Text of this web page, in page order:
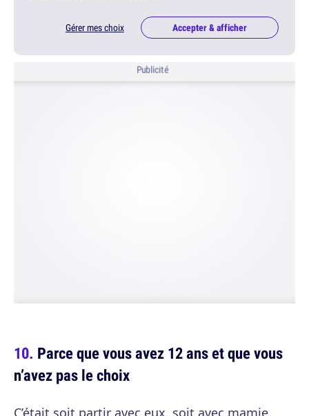
Gérer mes choix Accepter & afficher
Publicité
Parce que vous avez 12 ans et que vous
n’avez pas le choix
C’était soit partir avec eux, soit avec mamie,